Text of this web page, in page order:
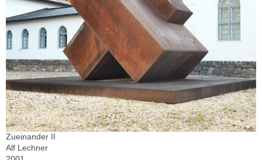
Zueinander II
Alf Lechner